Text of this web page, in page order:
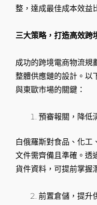
整，達成最佳成本效益
三大策略，打造高效跨
成功的跨境電商物流規
整體供應鏈的設計。以
與東歐市場的關鍵：
預審報關，降低
白俄羅斯對食品、化工
文件需齊備且準確。透
貨件資料，可提前掌握
前置倉儲，提升